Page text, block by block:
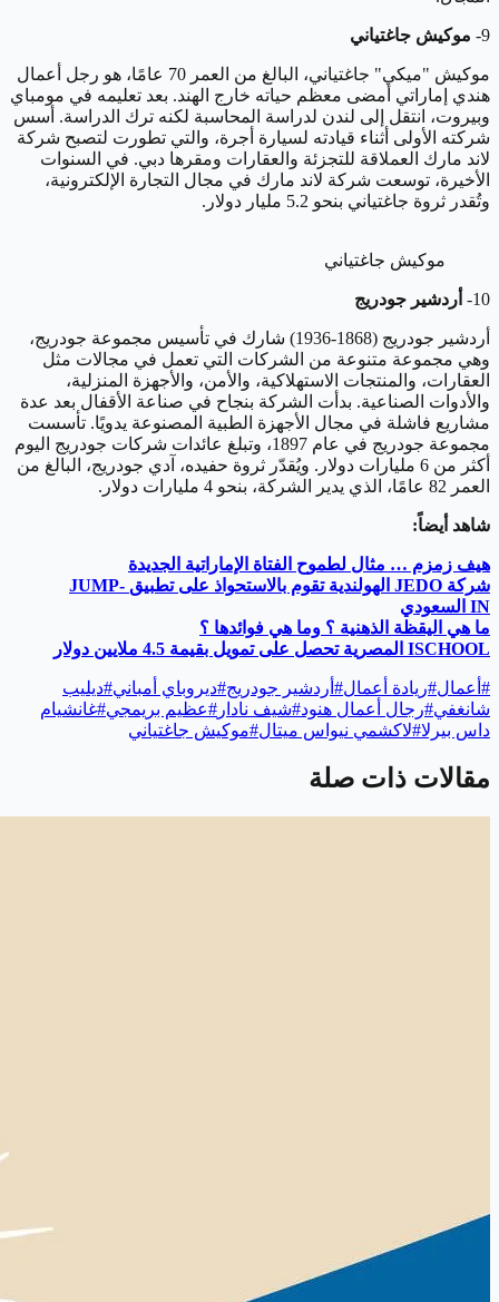
9- موكيش جاغتياني
موكيش "ميكي" جاغتياني، البالغ من العمر 70 عامًا، هو رجل أعمال
هندي إماراتي أمضى معظم حياته خارج الهند. بعد تعليمه في مومباي
وبيروت، انتقل إلى لندن لدراسة المحاسبة لكنه ترك الدراسة. أسس
شركته الأولى أثناء قيادته لسيارة أجرة، والتي تطورت لتصبح شركة
لاند مارك العملاقة للتجزئة والعقارات ومقرها دبي. في السنوات
الأخيرة، توسعت شركة لاند مارك في مجال التجارة الإلكترونية،
وتُقدر ثروة جاغتياني بنحو 5.2 مليار دولار.
موكيش جاغتياني
10- أردشير جودريج
أردشير جودريج (1868-1936) شارك في تأسيس مجموعة جودريج،
وهي مجموعة متنوعة من الشركات التي تعمل في مجالات مثل
العقارات، والمنتجات الاستهلاكية، والأمن، والأجهزة المنزلية،
والأدوات الصناعية. بدأت الشركة بنجاح في صناعة الأقفال بعد عدة
مشاريع فاشلة في مجال الأجهزة الطبية المصنوعة يدويًا. تأسست
مجموعة جودريج في عام 1897، وتبلغ عائدات شركات جودريج اليوم
أكثر من 6 مليارات دولار. ويُقدّر ثروة حفيده، آدي جودريج، البالغ من
العمر 82 عامًا، الذي يدير الشركة، بنحو 4 مليارات دولار.
شاهد أيضاً:
هيف زمزم … مثال لطموح الفتاة الإماراتية الجديدة
شركة
الهولندية تقوم بالاستحواذ على تطبيق JUMP-
IN السعودي
ما هي اليقظة الذهنية ؟ وما هي فوائدها ؟
ISCHOOL المصرية تحصل على تمويل بقيمة 4.5 ملايين دولار
# أعمال#ريادة أعمال# أردشير جودريج#ديروباي أمباني#ديليب
شانغفي#رجال أعمال هنود#شيف نادار #عظيم بريمجي#غانشيام
داس بيرلا#لاكشمي نيواس ميتال#موكيش جاغتياني
مقالات ذات صلة